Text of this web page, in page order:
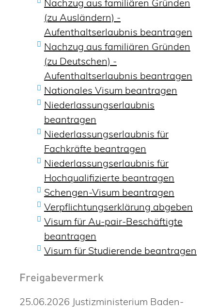
Nachzug aus familiären Gründen
(zu Ausländern) -
Aufenthaltserlaubnis beantragen
Nachzug aus familiären Gründen
(zu Deutschen) -
Aufenthaltserlaubnis beantragen
Nationales Visum beantragen
Niederlassungserlaubnis
beantragen
Niederlassungserlaubnis für
Fachkräfte beantragen
Niederlassungserlaubnis für
Hochqualifizierte beantragen
Schengen-Visum beantragen
Verpflichtungserklärung abgeben
Visum für Au-pair-Beschäftigte
beantragen
Visum für Studierende beantragen
Freigabevermerk
25.06.2026 Justizministerium Baden-